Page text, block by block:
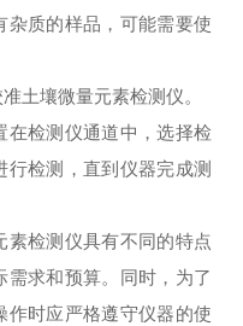
杂质的样品，可能需要使
壤微量元素检测仪。
检测仪通道中，选择检
检测，直到仪器完成测
检测仪具有不同的特点
需求和预算。同时，为了
作时应严格遵守仪器的使